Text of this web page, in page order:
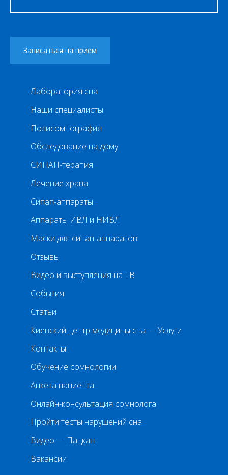
Лаборатория сна
Наши специалисты
Полисомнография
Обследование на дому
СИПАП-терапия
Лечение храпа
Сипап-аппараты
Аппараты ИВЛ и НИВЛ
Маски для сипап-аппаратов
Отзывы
Видео и выступления на ТВ
События
Статьи
Киевский центр медицины сна — Услуги
Контакты
Обучение сомнологии
Анкета пациента
Онлайн-консультация сомнолога
Пройти тесты нарушений сна
Видео — Пацкан
Вакансии